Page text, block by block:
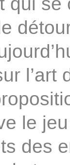
qui
l’art
le
des